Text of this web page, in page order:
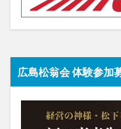
広島松翁会 体験参加